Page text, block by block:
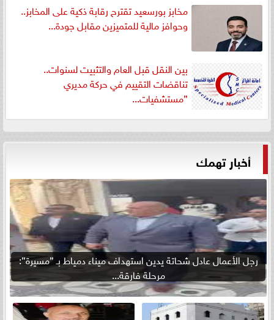
مخابز بورسعيد تقترح رقابة ذكية على المخابز..
وحوافز مالية للمتميزين مقابل جودة...
بين النقل قبل العام والتثبيت لسنوات..
تناقضات التقييم في حركة مديري
”مستشفيات...
أخبار تهمك
رجل الأعمال عادل شحاتة يدين استهداف ميناء دمياط بـ ”مسيرة”:
مرحلة فارقة...